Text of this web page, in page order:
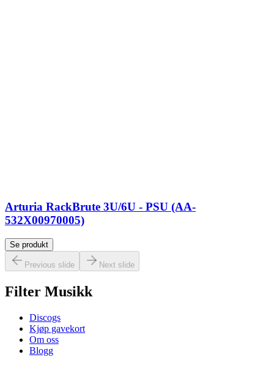
Arturia RackBrute 3U/6U - PSU (AA-
532X00970005)
Se produkt
Previous slide Next slide
Filter Musikk
Discogs
Kjøp gavekort
Om oss
Blogg